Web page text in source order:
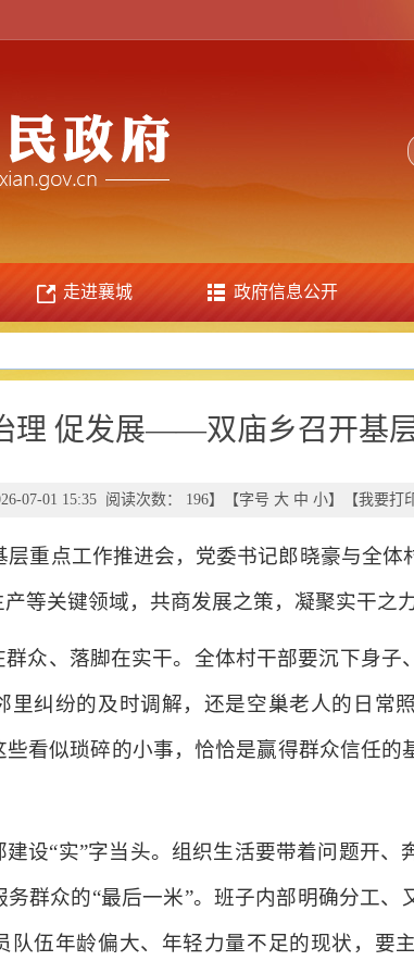
走进襄城 政府信息公开
理 促发展——双庙乡召开基
07-01 15:35 阅读次数： 196】【字号 大 中 小】【我要打
重点工作推进会，党委书记郎晓豪与全体
等关键领域，共商发展之策，凝聚实干之力
众、落脚在实干。全体村干部要沉下身子
里纠纷的及时调解，还是空巢老人的日常
看似琐碎的小事，恰恰是赢得群众信任的
设“实”字当头。组织生活要带着问题开、
群众的“最后一米”。班子内部明确分工、
队伍年龄偏大、年轻力量不足的现状，要